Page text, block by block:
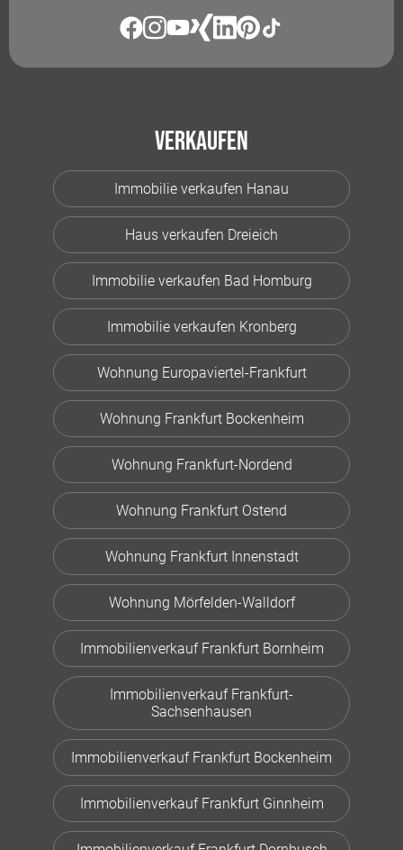
Verkaufen
Immobilie verkaufen Hanau
Haus verkaufen Dreieich
Immobilie verkaufen Bad Homburg
Immobilie verkaufen Kronberg
Wohnung Europaviertel-Frankfurt
Wohnung Frankfurt Bockenheim
Wohnung Frankfurt-Nordend
Wohnung Frankfurt Ostend
Wohnung Frankfurt Innenstadt
Wohnung Mörfelden-Walldorf
Immobilienverkauf Frankfurt Bornheim
Immobilienverkauf Frankfurt-
Sachsenhausen
Immobilienverkauf Frankfurt Bockenheim
Immobilienverkauf Frankfurt Ginnheim